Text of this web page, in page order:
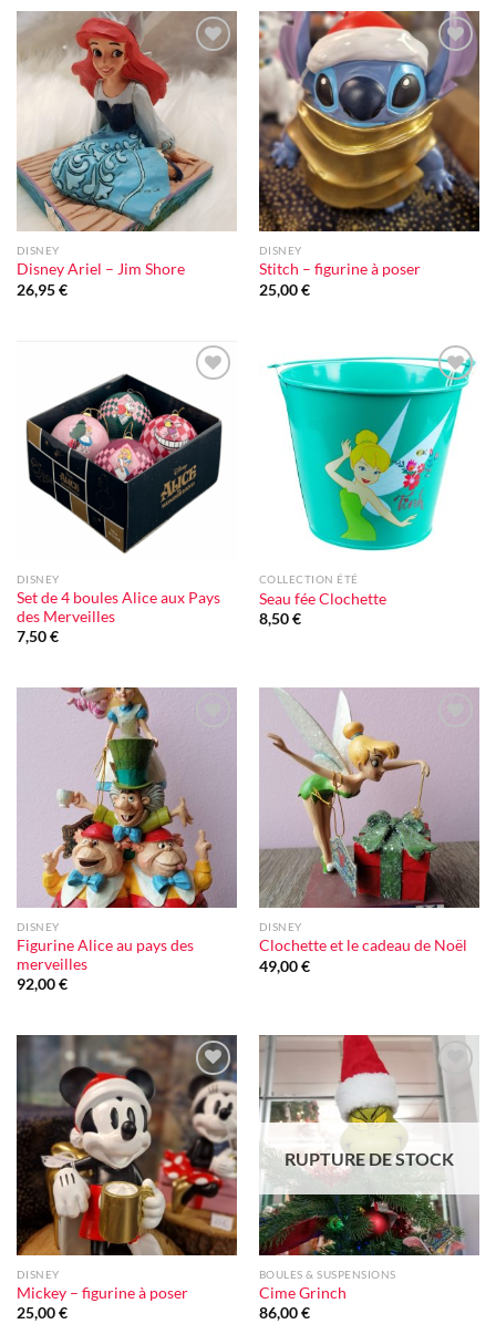
Ajouter
à la liste
DISNEY
Disney Ariel – Jim Shore
26,95€
Ajouter
à la liste
d'envie
DISNEY
Stitch – figurine à poser
25,00€
à la liste
d'envie
DISNEY
Set de 4 boules Alice aux Pays
des Merveilles
7,50€
Ajouter
à la liste
d'envie
COLLECTION ÉTÉ
Seau fée Clochette
8,50€
DISNEY
Figurine Alice au pays des
merveilles
92,00€
d'envie
DISNEY
Clochette et le cadeau de Noël
49,00€
Ajouter
à la liste
d'envie
DISNEY
Mickey – figurine à poser
25,00€
Ajouter
à la liste
d'envie
RUPTURE DE STOCK
BOULES & SUSPENSIONS
Cime Grinch
86,00€